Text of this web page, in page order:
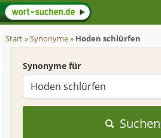
Start»Synonyme» Hoden schlürfen
Synonyme für
Suchen